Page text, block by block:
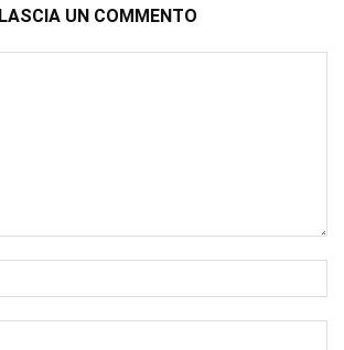
LASCIA UN COMMENTO